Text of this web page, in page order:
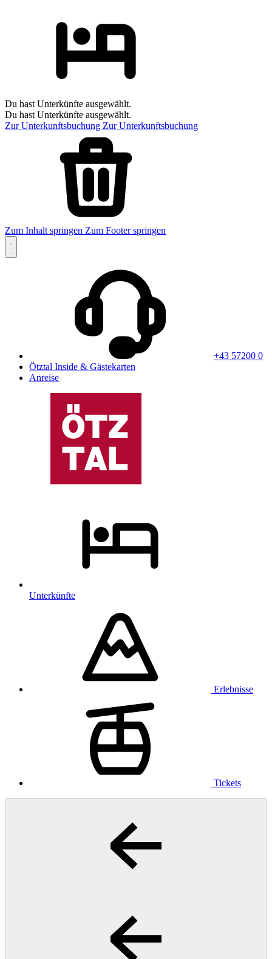
Du hast Unterkünfte ausgewählt.
Du hast Unterkünfte ausgewählt.
Zur Unterkunftsbuchung Zur Unterkunftsbuchung
Zum Inhalt springen Zum Footer springen
+43 57200 0
Ötztal Inside & Gästekarten
Anreise
Unterkünfte
Erlebnisse
Tickets